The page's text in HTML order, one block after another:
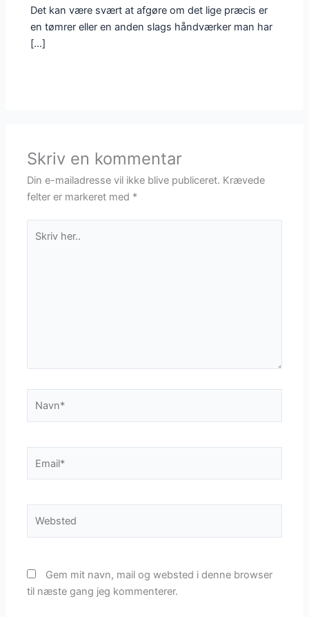
Det kan være svært at afgøre om det lige præcis er
en tømrer eller en anden slags håndværker man har
[…]
Skriv en kommentar
Din e-mailadresse vil ikke blive publiceret. Krævede
felter er markeret med *
Gem mit navn, mail og websted i denne browser
til næste gang jeg kommenterer.